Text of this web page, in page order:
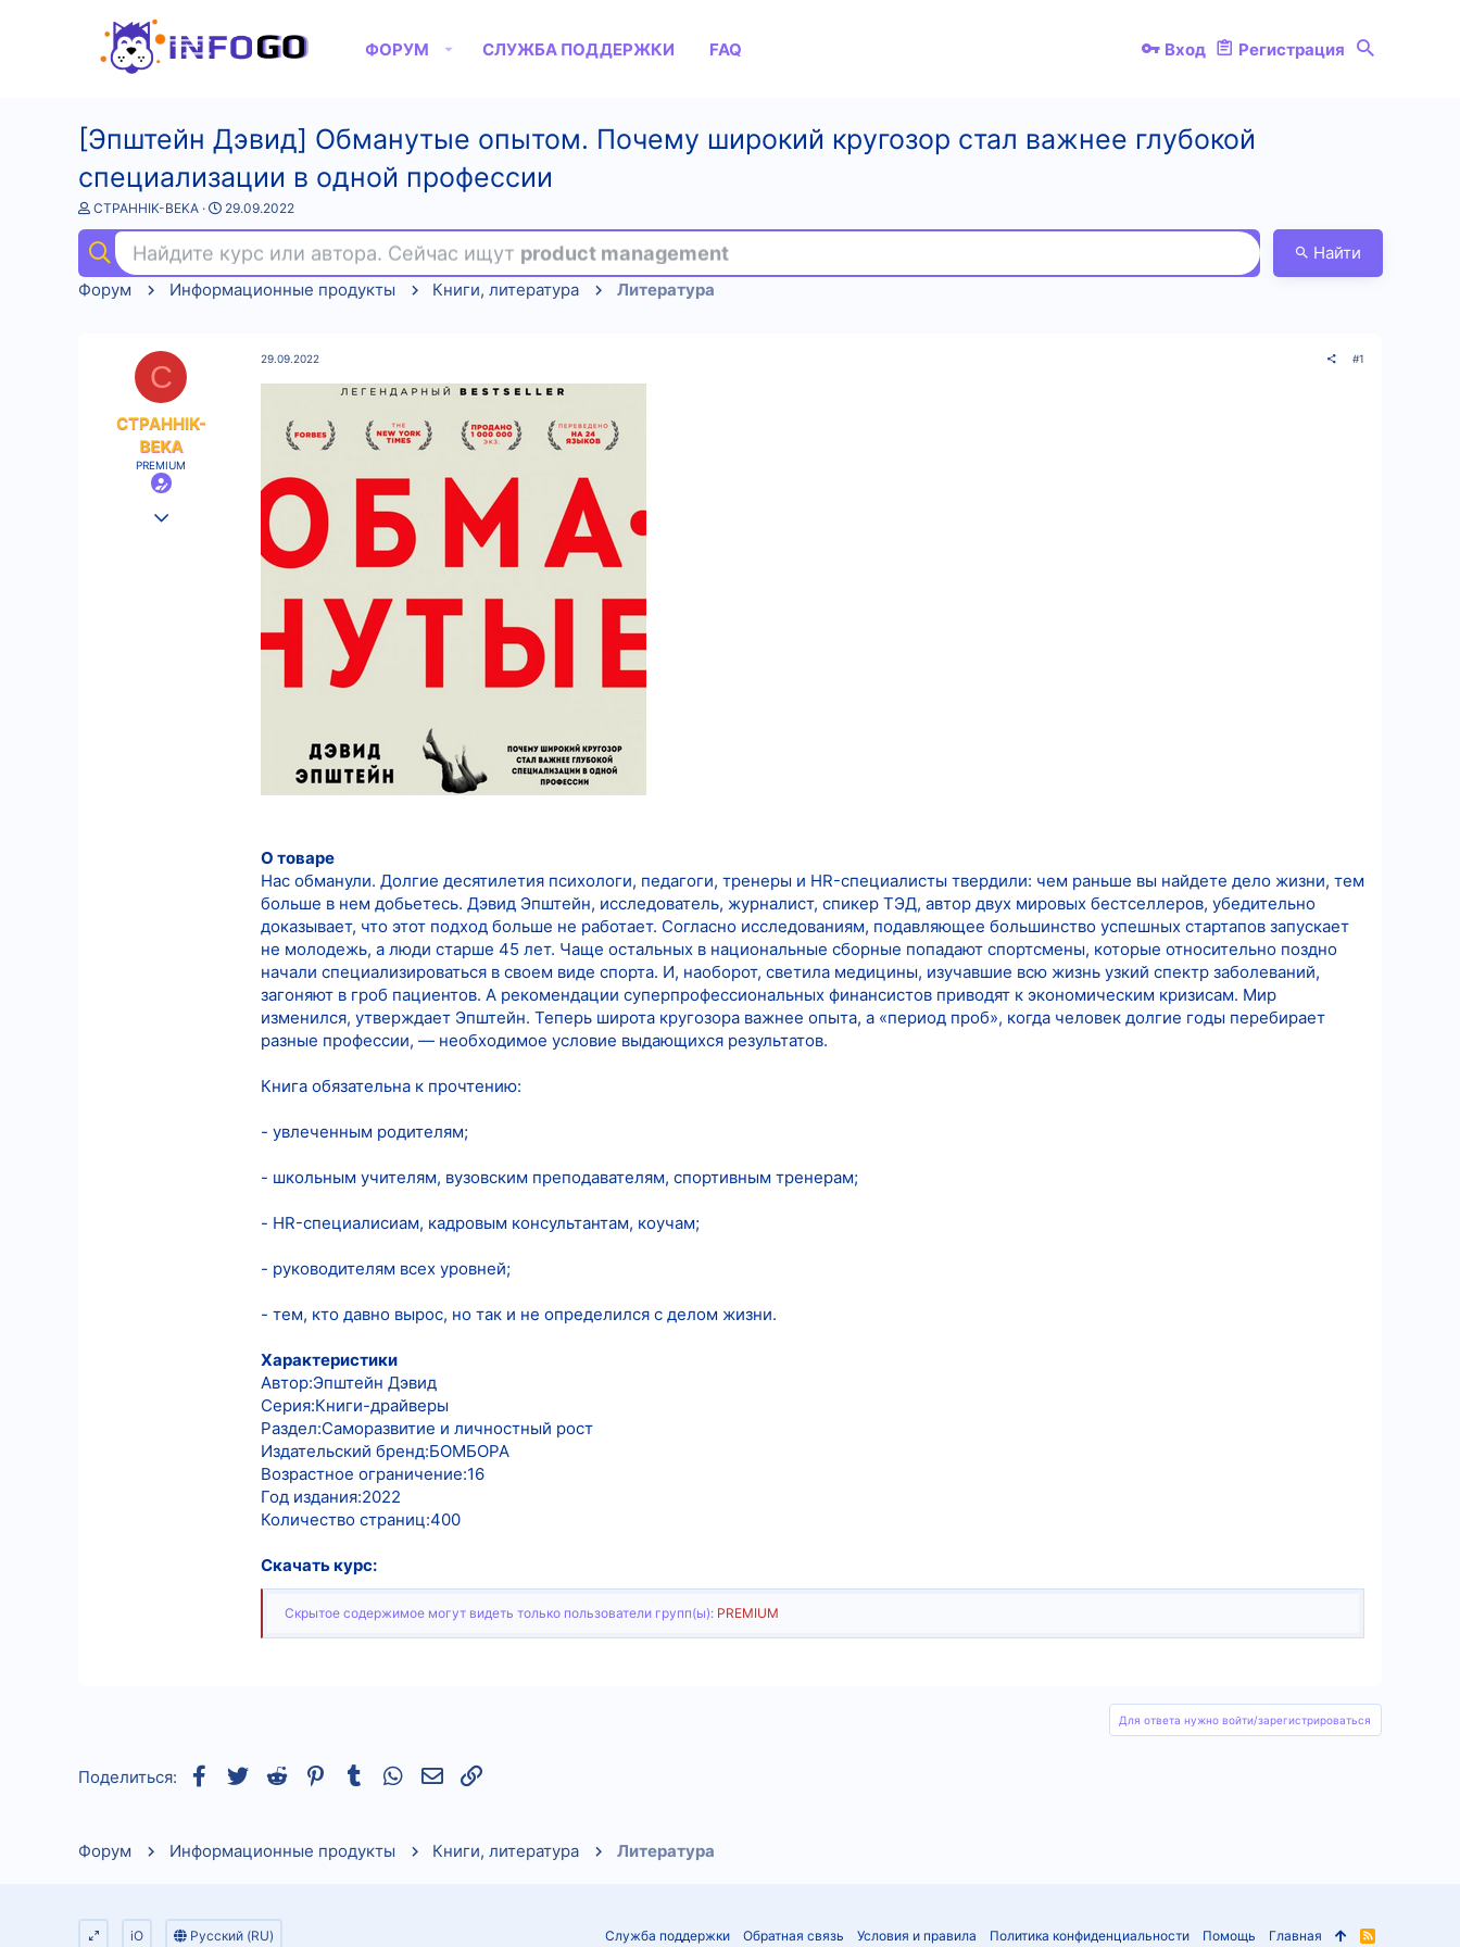
ФОРУМ СЛУЖБА ПОДДЕРЖКИ FAQ Вход Регистрация
[Эпштейн Дэвид] Обманутые опытом. Почему широкий кругозор стал важнее глубокой
специализации в одной профессии
А
т
о
р
т
CTPAHHIK-BEKA
Д
а
н
а
29.09.2022
Найдите курс или автора. Сейчас ищут product management
Найти
Форум
Информационные продукты Книги, литература Литература
C
CTPAHHIK-
BEKA
PREMIUM
29.09.2022 #1
О товаре
Нас обманули. Долгие десятилетия психологи, педагоги, тренеры и HR-специалисты твердили: чем раньше вы найдете дело жизни, тем
больше в нем добьетесь. Дэвид Эпштейн, исследователь, журналист, спикер ТЭД, автор двух мировых бестселлеров, убедительно
доказывает, что этот подход больше не работает. Согласно исследованиям, подавляющее большинство успешных стартапов запускает
не молодежь, а люди старше 45 лет. Чаще остальных в национальные сборные попадают спортсмены, которые относительно поздно
начали специализироваться в своем виде спорта. И, наоборот, светила медицины, изучавшие всю жизнь узкий спектр заболеваний,
загоняют в гроб пациентов. А рекомендации суперпрофессиональных финансистов приводят к экономическим кризисам. Мир
изменился, утверждает Эпштейн. Теперь широта кругозора важнее опыта, а «период проб», когда человек долгие годы перебирает
разные профессии, — необходимое условие выдающихся результатов.
Книга обязательна к прочтению:
- увлеченным родителям;
- школьным учителям, вузовским преподавателям, спортивным тренерам;
- HR-специалисиам, кадровым консультантам, коучам;
- руководителям всех уровней;
- тем, кто давно вырос, но так и не определился с делом жизни.
Характеристики
Автор:Эпштейн Дэвид
Серия:Книги-драйверы
Раздел:Саморазвитие и личностный рост
Издательский бренд:БОМБОРА
Возрастное ограничение:16
Год издания:2022
Количество страниц:400
Скачать курс:
Скрытое содержимое могут видеть только пользователи групп(ы): PREMIUM
Для ответа нужно войти/зарегистрироваться
Поделиться: Facebook
TwitterReddit Pinterest
TumblrWhatsAppЭлектронная почта
Ссылка
Форум Информационные продукты Книги, литература Литература
iO Русский (RU) Служба поддержки Обратная связь Условия и правила Политика конфиденциальности Помощь Главная
R